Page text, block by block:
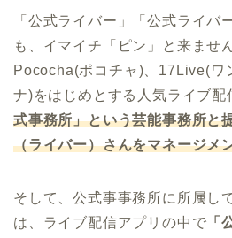
「公式ライバー」「公式ライバ
も、イマイチ「ピン」と来ませ
Pococha(ポコチャ)、17Live(ワ
ナ)をはじめとする人気ライブ配
式事務所」という芸能事務所と
（ライバー）さんをマネージメ
そして、公式事事務所に所属し
は、ライブ配信アプリの中で 「